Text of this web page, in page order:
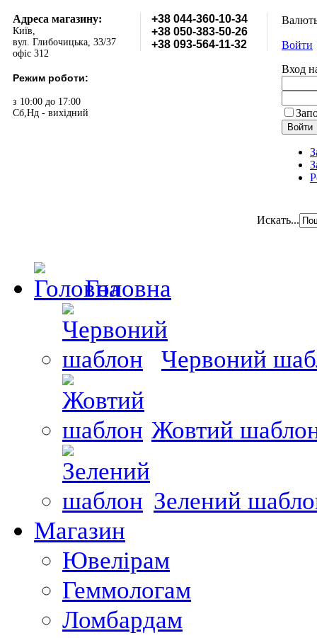
Адреса магазину:
Київ,
вул. Глибочицька, 33/37
офіс 312
Режим роботи:
з 10:00 до 17:00
Сб,Нд - вихідний
+38 044-360-10-34
+38 050-383-50-26
+38 093-564-11-32
Войти
Вход
Искать...
Головна
Червоний
Жовтий
Зелений
Магазин
Ювелірам
Геммологам
Ломбардам